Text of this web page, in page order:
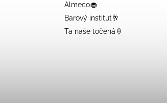
Almeco🧁
Barový institut🥂
Ta naše točená🍦